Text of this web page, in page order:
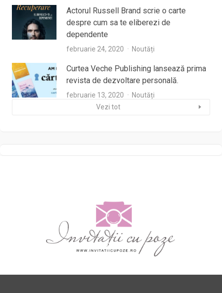
Actorul Russell Brand scrie o carte
despre cum sa te eliberezi de
dependente
februarie 24, 2020 Noutăți
Curtea Veche Publishing lansează prima
revista de dezvoltare personală.
februarie 13, 2020
Noutăți
Vezi tot